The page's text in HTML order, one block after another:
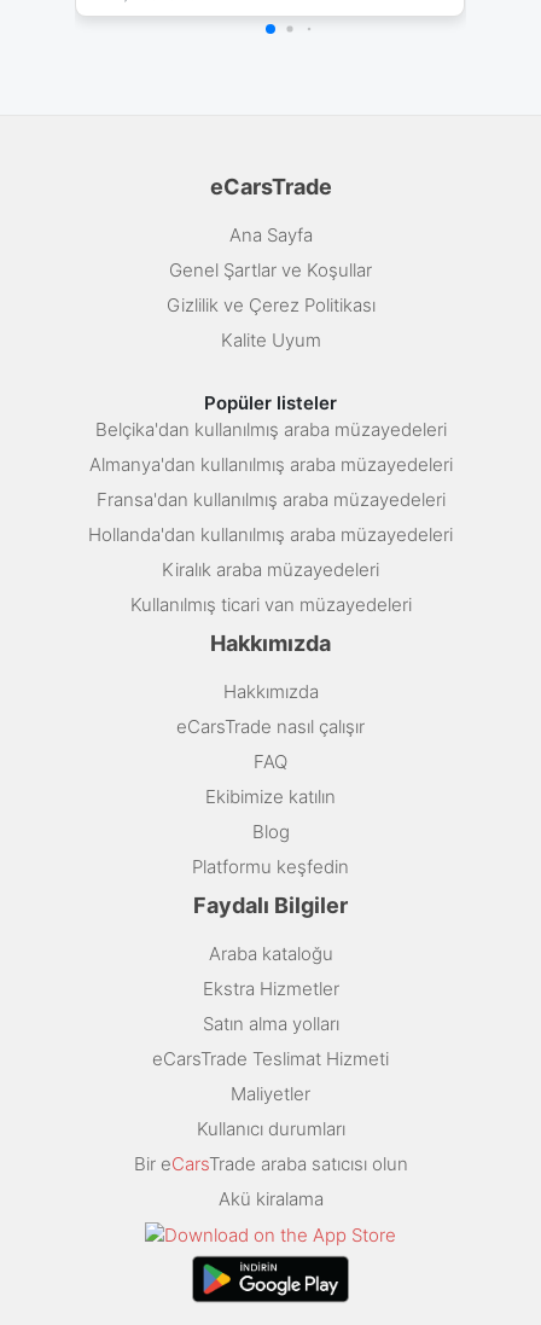
eCarsTrade
Ana Sayfa
Genel Şartlar ve Koşullar
Gizlilik ve Çerez Politikası
Kalite Uyum
Popüler listeler
Belçika'dan kullanılmış araba müzayedeleri
Almanya'dan kullanılmış araba müzayedeleri
Fransa'dan kullanılmış araba müzayedeleri
Hollanda'dan kullanılmış araba müzayedeleri
Kiralık araba müzayedeleri
Kullanılmış ticari van müzayedeleri
Hakkımızda
Hakkımızda
eCarsTrade nasıl çalışır
FAQ
Ekibimize katılın
Blog
Platformu keşfedin
Faydalı Bilgiler
Araba kataloğu
Ekstra Hizmetler
Satın alma yolları
eCarsTrade Teslimat Hizmeti
Maliyetler
Kullanıcı durumları
Bir eCarsTrade araba satıcısı olun
Akü kiralama